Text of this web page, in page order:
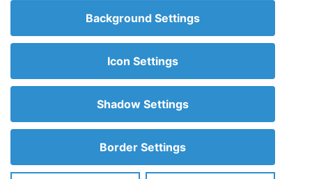
Background Settings
Icon Settings
Shadow Settings
Border Settings